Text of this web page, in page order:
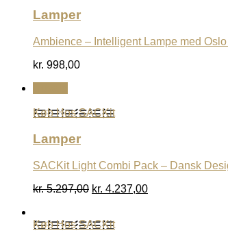
Lamper
Ambience – Intelligent Lampe med
kr. 998,00
Køb Hos SACKit
Lamper
SACKit Light Combi Pack – Dansk
kr.5.297,00 Den
var:
kr. 4.237,00Den
Køb Hos SACKit